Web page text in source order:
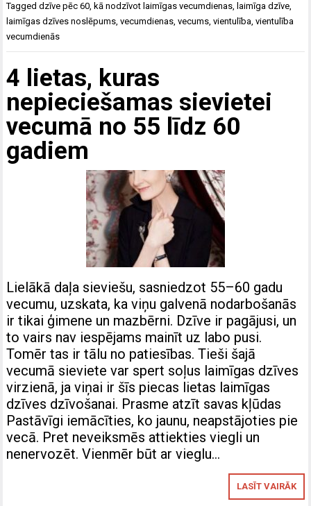
Taggeddzīve pēc 60, kā nodzīvot laimīgas vecumdienas, laimīga dzīve,
laimīgas dzīves noslēpums,vecumdienas,vecums,vientulība,vientulība
vecumdienās
4 lietas, kuras
nepieciešamas sievietei
vecumā no 55 līdz 60
gadiem
Lielākā daļa sieviešu, sasniedzot 55–60 gadu
vecumu, uzskata, ka viņu galvenā nodarbošanās
ir tikai ģimene un mazbērni. Dzīve ir pagājusi, un
to vairs nav iespējams mainīt uz labo pusi.
Tomēr tas ir tālu no patiesības. Tieši šajā
vecumā sieviete var spert soļus laimīgas dzīves
virzienā, ja viņai ir šīs piecas lietas laimīgas
dzīves dzīvošanai. Prasme atzīt savas kļūdas
Pastāvīgi iemācīties, ko jaunu, neapstājoties pie
vecā. Pret neveiksmēs attiekties viegli un
nenervozēt. Vienmēr būt ar vieglu…
LASĪT VAIRĀK